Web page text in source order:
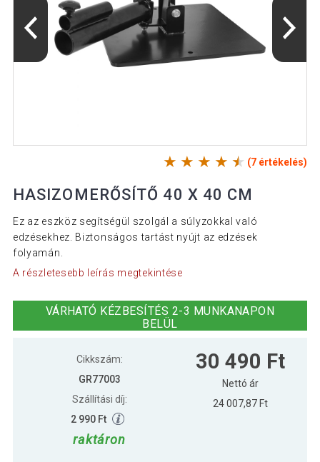
(7 értékelés)
HASIZOMERŐSÍTŐ 40 X 40 CM
Ez az eszköz segítségül szolgál a súlyzokkal való
edzésekhez. Biztonságos tartást nyújt az edzések
folyamán.
A részletesebb leírás megtekintése
VÁRHATÓ KÉZBESÍTÉS 2-3 MUNKANAPON
BELÜL
Cikkszám:
GR77003
Szállítási díj:
2 990 Ft
raktáron
30 490 Ft
Nettó ár
24 007,87 Ft